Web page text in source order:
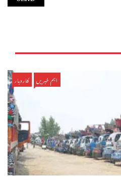
اہم خبریں کاروبار